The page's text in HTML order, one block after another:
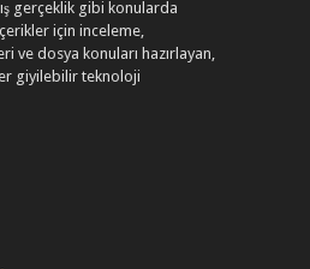
gerçeklik gibi konularda
için inceleme,
ve dosya konuları hazırlayan,
giyilebilir teknoloji